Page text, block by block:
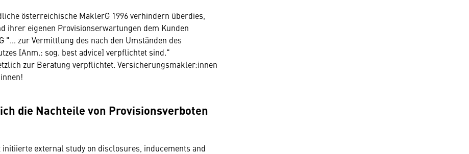
österreichische MaklerG 1996 verhindern überdies,
ihrer eigenen Provisionserwartungen dem Kunden
"… zur Vermittlung des nach den Umständen des
[Anm.: sog. best advice] verpflichtet sind."
zur Beratung verpflichtet. Versicherungsmakler:innen
die Nachteile von Provisionsverboten
external study on disclosures, inducements and